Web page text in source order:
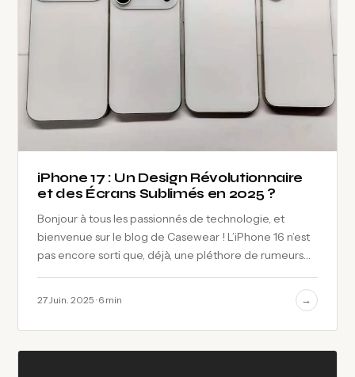
iPhone 17 : Un Design Révolutionnaire
et des Écrans Sublimés en 2025 ?
Bonjour à tous les passionnés de technologie, et
bienvenue sur le blog de Casewear ! L’iPhone 16 n’est
pas encore sorti que, déjà, une pléthore de rumeurs
27 Juin. 2025 · 6 min →